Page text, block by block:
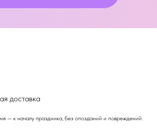
доставка
— к началу праздника, без опозданий и повреждений.